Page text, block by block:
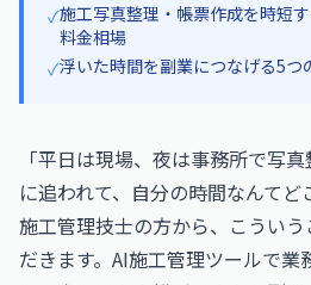
✓施工写真整理・帳票作成を時短
料金相場
✓浮いた時間を副業につなげる5つ
「平日は現場、夜は事務所で写
に追われて、自分の時間なんて
施工管理技士の方から、こうい
だきます。AI施工管理ツールで